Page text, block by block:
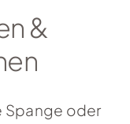
&
Spange oder